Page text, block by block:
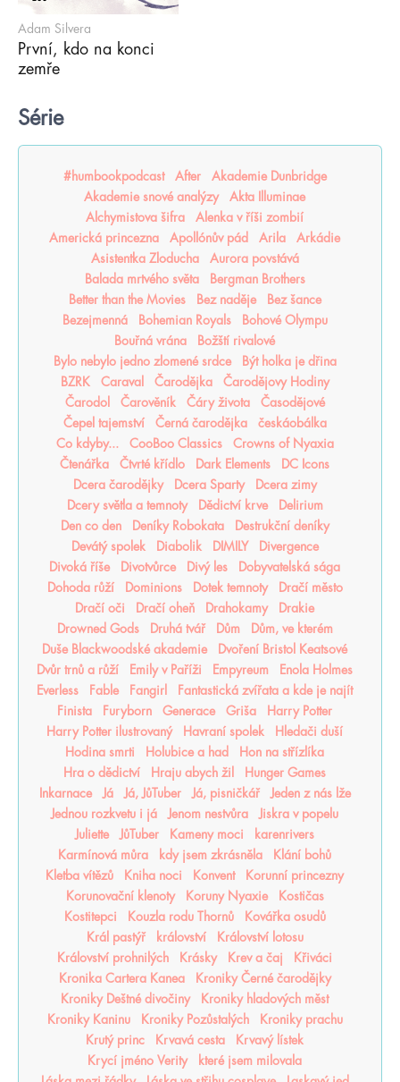
Adam Silvera
První, kdo na konci
zemře
Série
#humbookpodcast After
Akademie Dunbridge
Akademie snové analýzy
Akta Illuminae
Alchymistova šifra
Alenka v říši zombií
Americká princezna
Apollónův pád Arila
Arkádie
Asistentka Zloducha
Aurora povstává
Balada mrtvého světa
Bergman Brothers
Better than the Movies
Bez naděje
Bez šance
Bezejmenná
Bohemian Royals
Bohové Olympu
Bouřná vrána
Božští rivalové
Bylo nebylo jedno zlomené srdce
Být holka je dřina
BZRK
Caraval Čarodějka
Čarodějovy Hodiny
Čarodol
Čarověník Čáry života
Časodějové
Čepel tajemství
Černá čarodějka
českáobálka
Co kdyby...
CooBoo Classics
Crowns of Nyaxia
Čtenářka
Čtvrté křídlo Dark Elements
DC Icons
Dcera čarodějky
Dcera Sparty
Dcera zimy
Dcery světla a temnoty
Dědictví krve
Delirium
Den co den
Deníky Robokata
Destrukční deníky
Devátý spolek
Diabolik DIMILY
Divergence
Divoká říše
Divotvůrce Divý les
Dobyvatelská sága
Dohoda růží
Dominions Dotek temnoty
Dračí město
Dračí oči
Dračí oheň Drahokamy
Drakie
Drowned Gods
Druhá tvář Dům
Dům, ve kterém
Duše Blackwoodské akademie
Dvoření Bristol Keatsové
Dvůr trnů a růží
Emily v Paříži Empyreum
Enola Holmes
Everless
Fable Fangirl
Fantastická zvířata a kde je najít
Finista
Furyborn Generace Griša
Harry Potter
Harry Potter ilustrovaný
Havraní spolek
Hledači duší
Hodina smrti
Holubice a had
Hon na střízlíka
Hra o dědictví
Hraju abych žil
Hunger Games
Inkarnace
Já Já, JůTuber Já, pisničkář
Jeden z nás lže
Jednou rozkvetu i já
Jenom nestvůra
Jiskra v popelu
Juliette
JůTuber Kameny moci
karenrivers
Karmínová můra
kdy jsem zkrásněla
Klání bohů
Kletba vítězů
Kniha noci Konvent
Korunní princezny
Korunovační klenoty
Koruny Nyaxie
Kostičas
Kostitepci
Kouzla rodu Thornů
Kovářka osudů
Král pastýř
království
Království lotosu
Království prohnilých
Krásky Krev a čaj
Křiváci
Kronika Cartera Kanea
Kroniky Černé čarodějky
Kroniky Deštné divočiny
Kroniky hladových měst
Kroniky Kaninu
Kroniky Pozůstalých
Kroniky prachu
Krutý princ
Krvavá cesta
Krvavý lístek
Krycí jméno Verity
které jsem milovala